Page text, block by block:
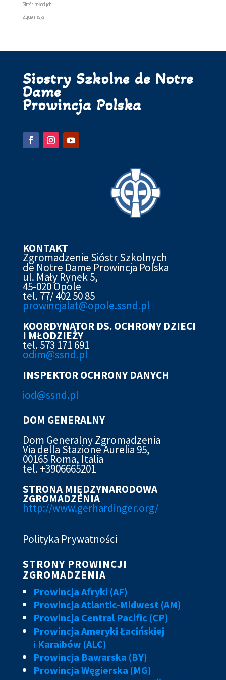
Strefa młodych
Życie misją
Siostry Szkolne de Notre
Dame
Prowincja Polska
KONTAKT
Zgromadzenie Sióstr Szkolnych
de Notre Dame Prowincja Polska
ul. Mały Rynek 5,
45-020 Opole
tel. 77/ 402 50 85
prowincjalat@opole.ssnd.pl
KOORDYNATOR DS. OCHRONY DZIECI
I MŁODZIEŻY
tel. 573 171 691
odim@ssnd.pl
INSPEKTOR OCHRONY DANYCH
iod@ssnd.pl
DOM GENERALNY
Dom Generalny Zgromadzenia
Via della Stazione Aurelia 95,
00165 Roma, Italia
tel. +3906665201
STRONA MIĘDZYNARODOWA
ZGROMADZENIA
http://www.gerhardinger.org/
Polityka Prywatności
STRONY PROWINCJI
ZGROMADZENIA
Prowincja Afryki (AF)
Prowincja Atlantic-Midwest (AM)
Prowincja Central Pacific (CP)
Prowincja Ameryki Łacińskiej
i Karaibów (ALC)
Prowincja Bawarska (BY)
Prowincja Węgierska (MG)